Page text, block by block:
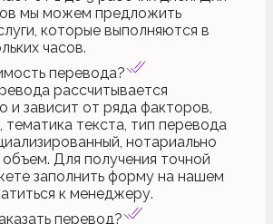
мы можем предложить
которые выполняются в
часов.
перевода?
рассчитывается
и зависит от ряда факторов,
тематика текста, тип перевода
нотариально
Для получения точной
заполнить форму на нашем
к менеджеру.
перевод?